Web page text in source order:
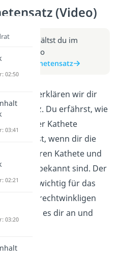
(Video)
Infos erhältst du im
zum Video
Kathetensatz
Video erklären wir dir
Du erfährst, wie
Länge einer Kathete
kannst, wenn dir die
der anderen Kathete und
bekannt sind. Der
ist wichtig für das
von rechtwinkligen
Schau es dir an und
02:50
03:41
02:21
03:20